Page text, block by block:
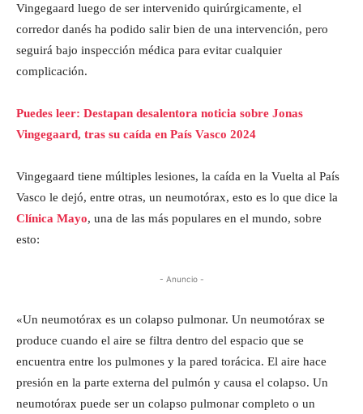
Vingegaard luego de ser intervenido quirúrgicamente, el
corredor danés ha podido salir bien de una intervención, pero
seguirá bajo inspección médica para evitar cualquier
complicación.
Puedes leer: Destapan desalentora noticia sobre Jonas
Vingegaard, tras su caída en País Vasco 2024
Vingegaard tiene múltiples lesiones, la caída en la Vuelta al País
Vasco le dejó, entre otras, un neumotórax, esto es lo que dice la
Clínica Mayo, una de las más populares en el mundo, sobre
esto:
- Anuncio -
«Un neumotórax es un colapso pulmonar. Un neumotórax se
produce cuando el aire se filtra dentro del espacio que se
encuentra entre los pulmones y la pared torácica. El aire hace
presión en la parte externa del pulmón y causa el colapso. Un
neumotórax puede ser un colapso pulmonar completo o un